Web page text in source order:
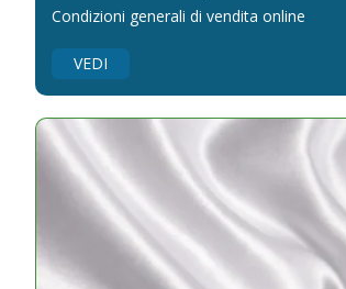
Condizioni generali di vendita online
VEDI